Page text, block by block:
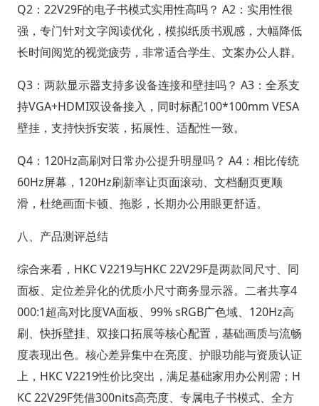
Q2：22V29F的电子书模式实用性高吗？ A2：实用性很
强，专门针对文字阅读优化，模拟纸质书观感，大幅降低
长时间阅览的视觉疲劳，非常适合学生、文案办公人群。
Q3：两款显示器支持多设备连接和壁挂吗？ A3：全系支
持VGA+HDMI双设备接入，同时标配100*100mm VESA
壁挂，支持快拆安装，拓展性、适配性一致。
Q4：120Hz高刷对日常办公提升明显吗？ A4：相比传统
60Hz屏幕，120Hz刷新率让页面滚动、文档翻页更顺
滑，杜绝画面卡顿、拖影，长期办公用眼更舒适。
八、产品测评总结
综合来看，HKC V2219与HKC 22V29F是两款同尺寸、同
面板、定位差异化的优质小尺寸商务显示器。二者共享4
000:1超高对比度VA面板、99% sRGB广色域、120Hz高
刷、快拆壁挂、双接口拓展等核心配置，基础画质与流畅
度表现出色。核心差异集中在亮度、护眼功能与资质认证
上，HKC V2219性价比突出，满足基础家用办公刚需；H
KC 22V29F凭借300nits高亮度、专属电子书模式、全方